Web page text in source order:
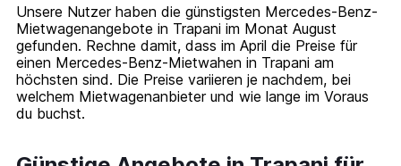
Unsere Nutzer haben die günstigsten Mercedes-Benz-
Mietwagenangebote in Trapani im Monat August
gefunden. Rechne damit, dass im April die Preise für
einen Mercedes-Benz-Mietwahen in Trapani am
höchsten sind. Die Preise variieren je nachdem, bei
welchem Mietwagenanbieter und wie lange im Voraus
du buchst.